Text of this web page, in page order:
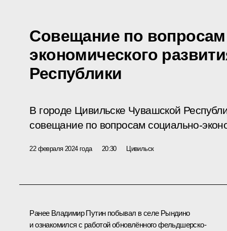
Совещание по
экономического
Республики
В городе Цивильске Чувашской
совещание по вопросам социально-
22 февраля 2024 года 20:30 Цивильск
Ранее Владимир Путин побывал в селе Рындино
и ознакомился с работой обновлённого фельдшерско-